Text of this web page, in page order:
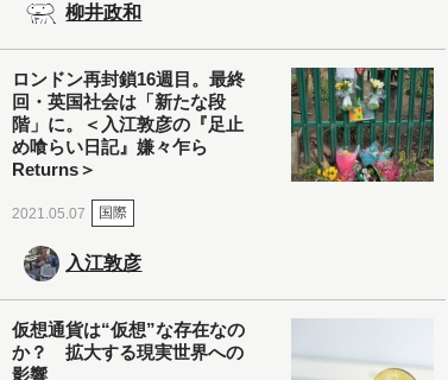
柳井政和
ロンドン再封鎖16週目。最終
回・英国社会は「新たな段
階」に。＜入江敦彦の『足止
め喰らい日記』嫌々乍ら
Returns＞
2021.05.07 国際
入江敦彦
仮想通貨は“仮想”な存在なの
か？ 拡大する現実世界への
影響